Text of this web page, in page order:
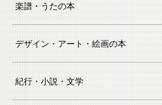
楽譜・うたの本
デザイン・アート・絵画の本
紀行・小説・文学